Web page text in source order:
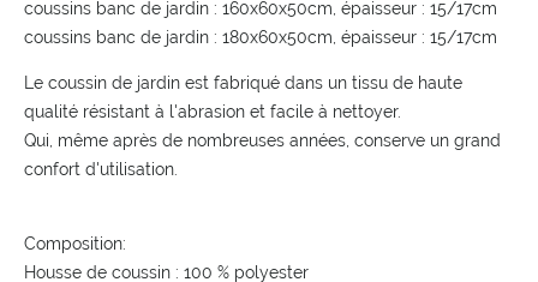
coussins banc de jardin : 160x60x50cm, épaisseur : 15/17cm
coussins banc de jardin : 180x60x50cm, épaisseur : 15/17cm
Le coussin de jardin est fabriqué dans un tissu de haute
qualité résistant à l'abrasion et facile à nettoyer.
Qui, même après de nombreuses années, conserve un grand
confort d'utilisation.
Composition:
Housse de coussin : 100 % polyester